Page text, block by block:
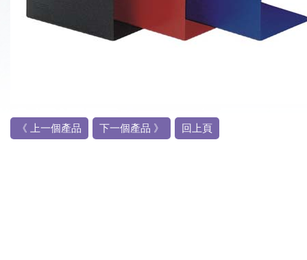
《 上一個產品 下一個產品 》 回上頁